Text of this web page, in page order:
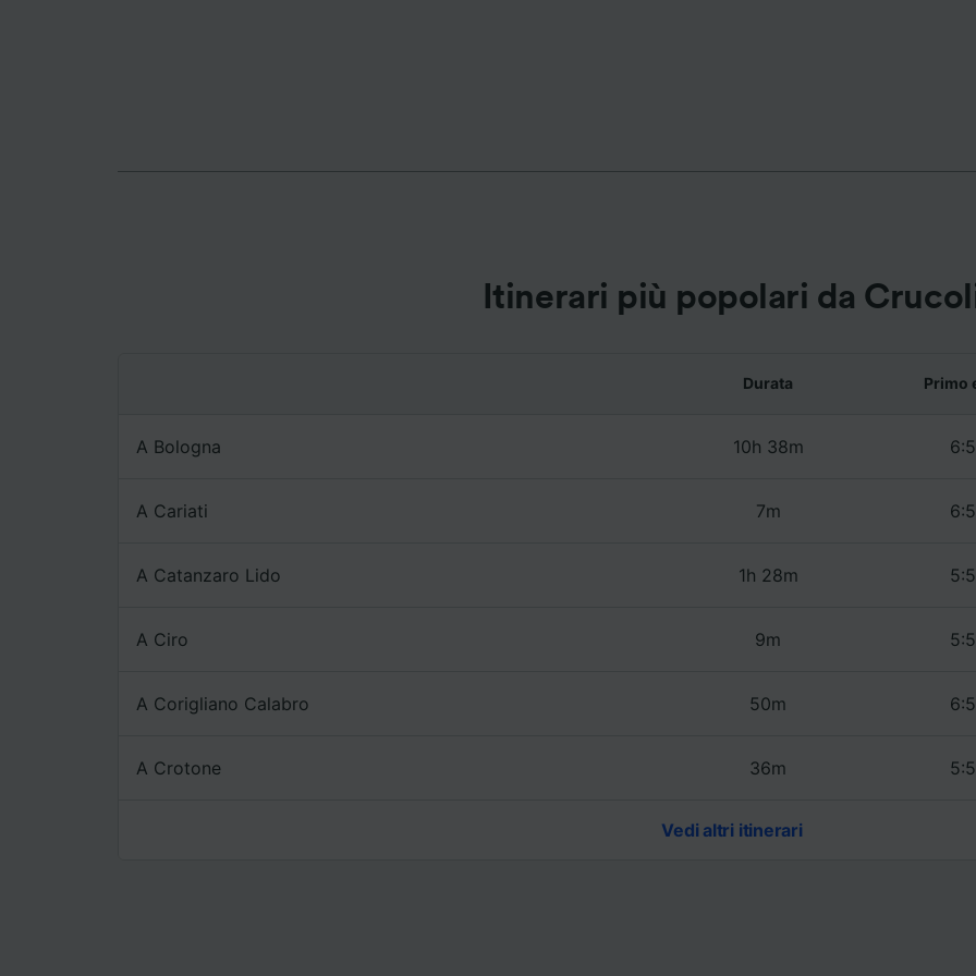
Itinerari più popolari da
Durata Primo
A Bologna 10h 38m
A Cariati 7m
A Catanzaro Lido 1h 28m
A Ciro 9m
A Corigliano Calabro 50m
A Crotone 36m
Vedi altri itinerari